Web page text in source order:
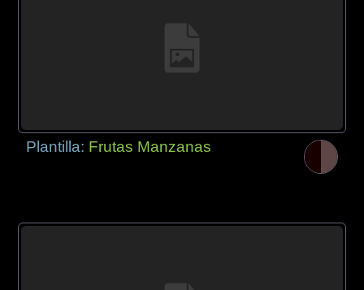
Plantilla: Frutas Manzanas